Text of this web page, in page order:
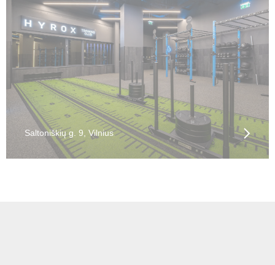
Saltoniškių g. 9, Vilnius